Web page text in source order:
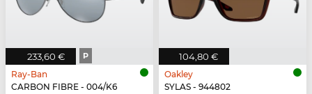
233,60 € P
Ray-Ban
CARBON FIBRE - 004/K6
104,80 €
Oakley
SYLAS - 944802